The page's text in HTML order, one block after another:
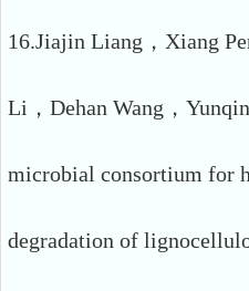
16.Jiajin Liang，Xiang
Li，Dehan Wang，
microbial consortium for
degradation of